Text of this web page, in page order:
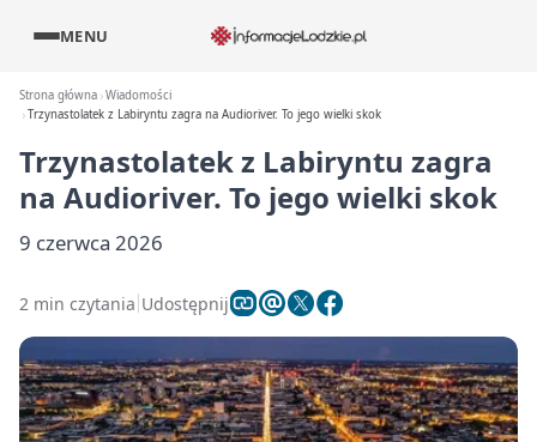
MENU
Strona główna Wiadomości
Trzynastolatek z Labiryntu zagra na Audioriver. To jego wielki skok
Trzynastolatek z Labiryntu zagra
na Audioriver. To jego wielki skok
9 czerwca 2026
2 min czytania Udostępnij